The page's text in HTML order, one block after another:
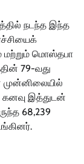
நடந்த இந்த
மற்றும் மொஸ்தபா
79-வது
முன்னிலையில்
இத்துடன்
68,239